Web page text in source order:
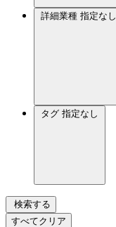
詳細業種 指定なし
タグ 指定なし
検索する
すべてクリア